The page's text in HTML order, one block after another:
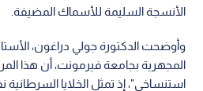
الأنسجة السليمة للأسماك المضيفة.
وأوضحت الدكتورة جولي دراغون،
المجهرية بجامعة فيرمونت، أن هذا
استنساخي"، إذ تمثل الخلايا